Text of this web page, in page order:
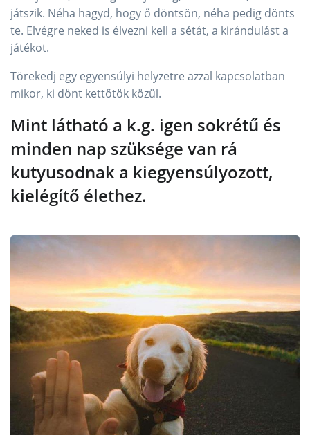
játszik. Néha hagyd, hogy ő döntsön, néha pedig dönts
te. Elvégre neked is élvezni kell a sétát, a kirándulást a
játékot.
Törekedj egy egyensúlyi helyzetre azzal kapcsolatban
mikor, ki dönt kettőtök közül.
Mint látható a k.g. igen sokrétű és
minden nap szüksége van rá
kutyusodnak a kiegyensúlyozott,
kielégítő élethez.